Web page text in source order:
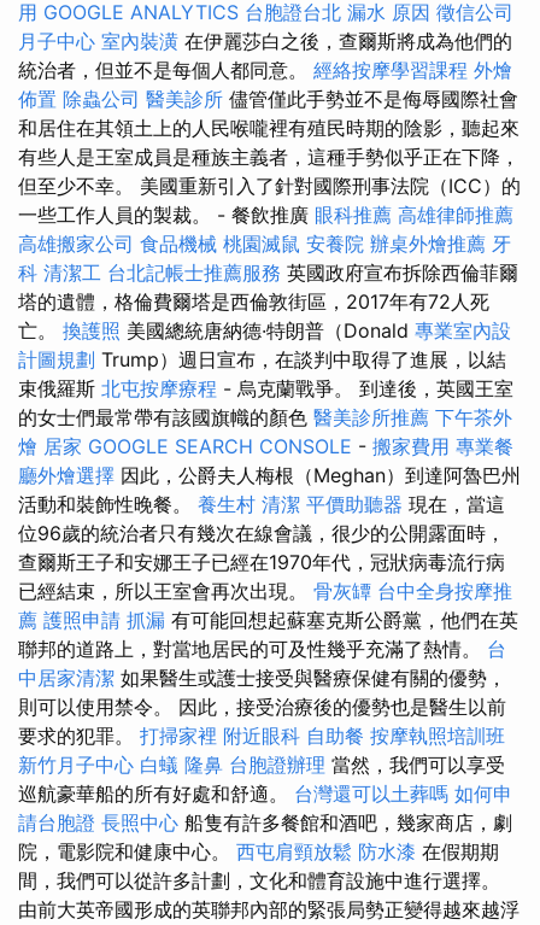
用 GOOGLE ANALYTICS 台胞證台北 漏水 原因 徵信公司
月子中心 室內裝潢 在伊麗莎白之後，查爾斯將成為他們的
統治者，但並不是每個人都同意。 經絡按摩學習課程 外燴
佈置 除蟲公司 醫美診所 儘管僅此手勢並不是侮辱國際社會
和居住在其領土上的人民喉嚨裡有殖民時期的陰影，聽起來
有些人是王室成員是種族主義者，這種手勢似乎正在下降，
但至少不幸。 美國重新引入了針對國際刑事法院（ICC）的
一些工作人員的製裁。 - 餐飲推廣 眼科推薦 高雄律師推薦
高雄搬家公司 食品機械 桃園滅鼠 安養院 辦桌外燴推薦 牙
科 清潔工 台北記帳士推薦服務 英國政府宣布拆除西倫菲爾
塔的遺體，格倫費爾塔是西倫敦街區，2017年有72人死
亡。 換護照 美國總統唐納德·特朗普（Donald 專業室內設
計圖規劃 Trump）週日宣布，在談判中取得了進展，以結
束俄羅斯 北屯按摩療程 - 烏克蘭戰爭。 到達後，英國王室
的女士們最常帶有該國旗幟的顏色 醫美診所推薦 下午茶外
燴 居家 GOOGLE SEARCH CONSOLE - 搬家費用 專業餐
廳外燴選擇 因此，公爵夫人梅根（Meghan）到達阿魯巴州
活動和裝飾性晚餐。 養生村 清潔 平價助聽器 現在，當這
位96歲的統治者只有幾次在線會議，很少的公開露面時，
查爾斯王子和安娜王子已經在1970年代，冠狀病毒流行病
已經結束，所以王室會再次出現。 骨灰罈 台中全身按摩推
薦 護照申請 抓漏 有可能回想起蘇塞克斯公爵黨，他們在英
聯邦的道路上，對當地居民的可及性幾乎充滿了熱情。 台
中居家清潔 如果醫生或護士接受與醫療保健有關的優勢，
則可以使用禁令。 因此，接受治療後的優勢也是醫生以前
要求的犯罪。 打掃家裡 附近眼科 自助餐 按摩執照培訓班
新竹月子中心 白蟻 隆鼻 台胞證辦理 當然，我們可以享受
巡航豪華船的所有好處和舒適。 台灣還可以土葬嗎 如何申
請台胞證 長照中心 船隻有許多餐館和酒吧，幾家商店，劇
院，電影院和健康中心。 西屯肩頸放鬆 防水漆 在假期期
間，我們可以從許多計劃，文化和體育設施中進行選擇。
由前大英帝國形成的英聯邦內部的緊張局勢正變得越來越浮